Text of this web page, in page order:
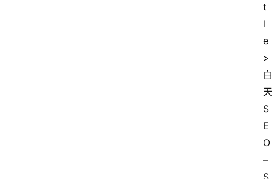
t
l
e
>
白
天
S
E
O
–
S